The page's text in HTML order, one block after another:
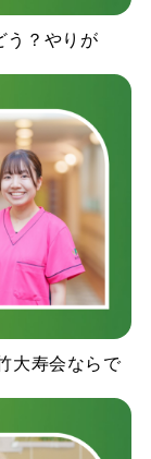
う？やりが
大寿会ならで